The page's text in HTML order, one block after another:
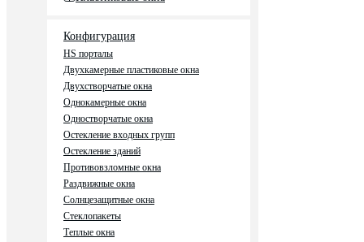
Конфигурация
HS порталы
Двухкамерные пластиковые окна
Двухстворчатые окна
Однокамерные окна
Одностворчатые окна
Остекление входных групп
Остекление зданий
Противовзломные окна
Раздвижные окна
Солнцезащитные окна
Стеклопакеты
Теплые окна